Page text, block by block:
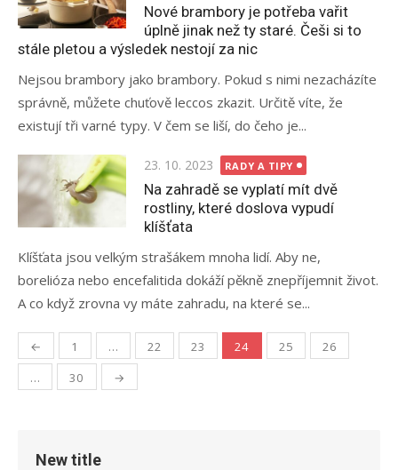
Nové brambory je potřeba vařit
úplně jinak než ty staré. Češi si to
stále pletou a výsledek nestojí za nic
Nejsou brambory jako brambory. Pokud s nimi nezacházíte
správně, můžete chuťově leccos zkazit. Určitě víte, že
existují tři varné typy. V čem se liší, do čeho je...
Posted
on
23. 10. 2023 RADY A TIPY
Na zahradě se vyplatí mít dvě
rostliny, které doslova vypudí
klíšťata
Klíšťata jsou velkým strašákem mnoha lidí. Aby ne,
borelióza nebo encefalitida dokáží pěkně znepříjemnit život.
A co když zrovna vy máte zahradu, na které se...
Stránkování
příspěvků
← 1 … 22 23 24 25
26
…
30 →
New title